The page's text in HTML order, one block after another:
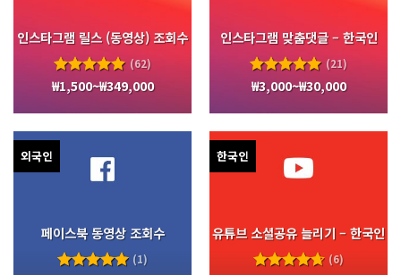
인스타그램 릴스 (동영상) 조회수
5 중에서
4.97
평가됨
(62)
₩1,500~₩349,000
인스타그램 맞춤댓글 – 한국인
5 중에서
5.00
평가됨
(21)
₩3,000~₩30,000
외국인
페이스북 동영상 조회수
(1)
한국인
유튜브 소셜공유 늘리기 – 한국인
(6)